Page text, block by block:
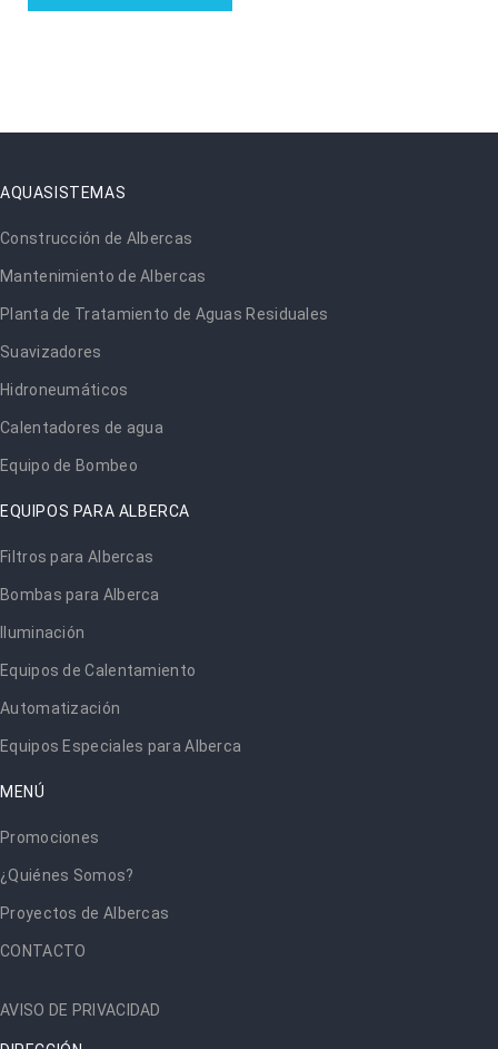
AQUASISTEMAS
Construcción de Albercas
Mantenimiento de Albercas
Planta de Tratamiento de Aguas Residuales
Suavizadores
Hidroneumáticos
Calentadores de agua
Equipo de Bombeo
EQUIPOS PARA ALBERCA
Filtros para Albercas
Bombas para Alberca
Iluminación
Equipos de Calentamiento
Automatización
Equipos Especiales para Alberca
MENÚ
Promociones
¿Quiénes Somos?
Proyectos de Albercas
CONTACTO
AVISO DE PRIVACIDAD